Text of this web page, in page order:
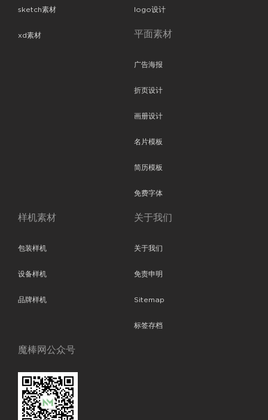
sketch素材
xd素材
logo设计
平面素材
广告海报
折页设计
画册设计
名片模板
简历模板
免费字体
样机素材
包装样机
设备样机
品牌样机
关于我们
关于我们
免责申明
Sitemap
标签存档
魔棒网公众号